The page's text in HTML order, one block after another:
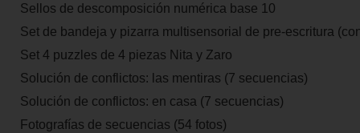
Sellos de descomposición numérica base 10
Set de bandeja y pizarra multisensorial de pre-escritura
Set 4 puzzles de 4 piezas Nita y Zaro
Solución de conflictos: las mentiras (7 secuencias)
Solución de conflictos: en casa (7 secuencias)
Fotografías de secuencias (54 fotos)